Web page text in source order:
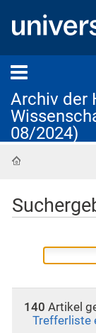
Archiv der
08/2024)
140 Artikel
Trefferliste